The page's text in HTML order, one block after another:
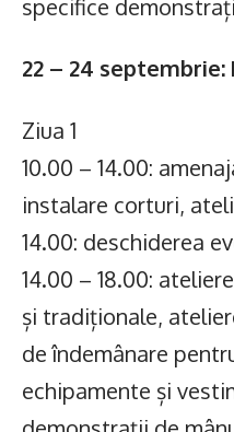
specifice
22 – 24
Ziua 1
10.00 – 14.00:
instalare corturi,
14.00: deschiderea
14.00 – 18.00:
și tradiționale,
de îndemânare
echipamente și